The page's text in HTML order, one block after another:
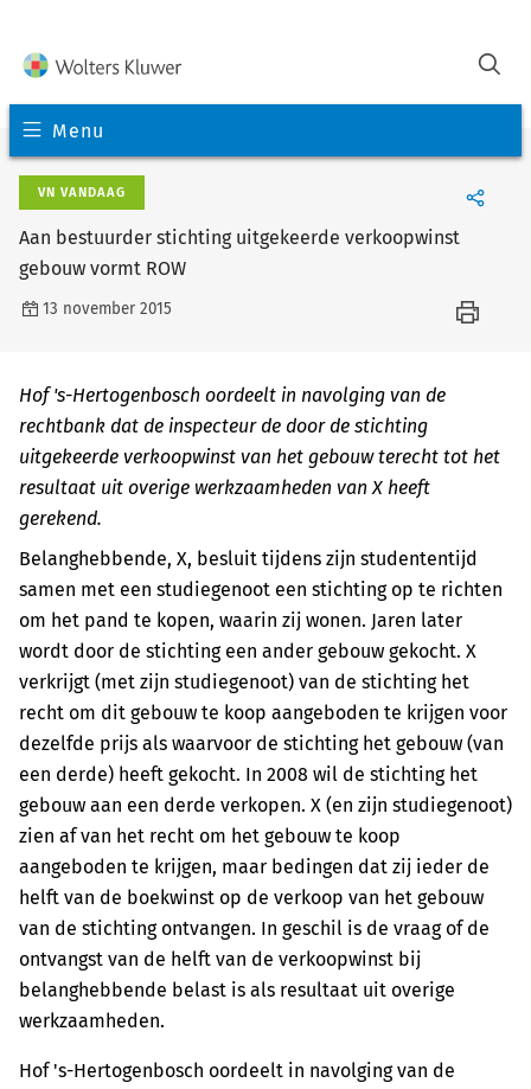
Menu
VN VANDAAG
Aan bestuurder stichting uitgekeerde verkoopwinst
gebouw vormt ROW
13 november 2015
Hof 's-Hertogenbosch oordeelt in navolging van de
rechtbank dat de inspecteur de door de stichting
uitgekeerde verkoopwinst van het gebouw terecht tot het
resultaat uit overige werkzaamheden van X heeft
gerekend.
Belanghebbende, X, besluit tijdens zijn studententijd
samen met een studiegenoot een stichting op te richten
om het pand te kopen, waarin zij wonen. Jaren later
wordt door de stichting een ander gebouw gekocht. X
verkrijgt (met zijn studiegenoot) van de stichting het
recht om dit gebouw te koop aangeboden te krijgen voor
dezelfde prijs als waarvoor de stichting het gebouw (van
een derde) heeft gekocht. In 2008 wil de stichting het
gebouw aan een derde verkopen. X (en zijn studiegenoot)
zien af van het recht om het gebouw te koop
aangeboden te krijgen, maar bedingen dat zij ieder de
helft van de boekwinst op de verkoop van het gebouw
van de stichting ontvangen. In geschil is de vraag of de
ontvangst van de helft van de verkoopwinst bij
belanghebbende belast is als resultaat uit overige
werkzaamheden.
Hof 's-Hertogenbosch oordeelt in navolging van de